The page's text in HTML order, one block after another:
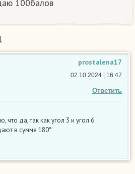
100балов​
prostalena17
Ответить
02.10.2024 | 16:47
что да, так как угол 3 и угол 6
в сумме 180°